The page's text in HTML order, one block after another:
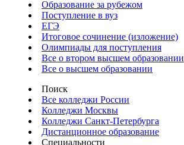
Образование за рубежом
Поступление в вуз
ЕГЭ
Итоговое сочинение (изложение)
Олимпиады для поступления
Все о втором высшем образовании
Все о высшем образовании
Поиск
Все колледжи России
Колледжи Москвы
Колледжи Санкт-Петербурга
Дистанционное образование
Специальности